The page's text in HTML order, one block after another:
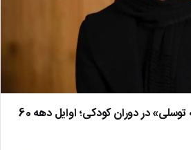
در دوران کودکی؛ اوایل دهه 60